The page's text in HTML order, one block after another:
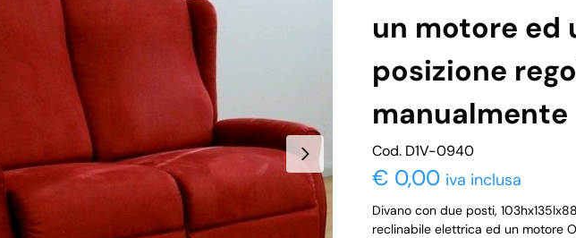
un motore ed
posizione
manualmente
Cod. D1V-0940
€ 0,00 iva inclusa
Divano con due posti,
reclinabile elettrica ed un motore